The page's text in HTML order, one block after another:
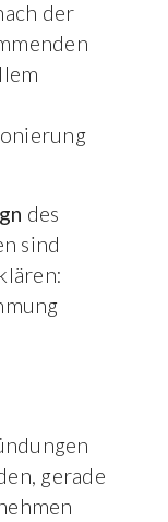
der
des
sind
gerade